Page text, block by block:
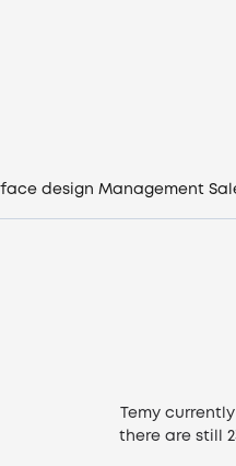
design Management
Temy
there are still